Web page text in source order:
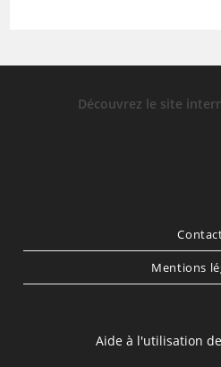
Découvrez le site
Mentions
Aide à l'utilisation